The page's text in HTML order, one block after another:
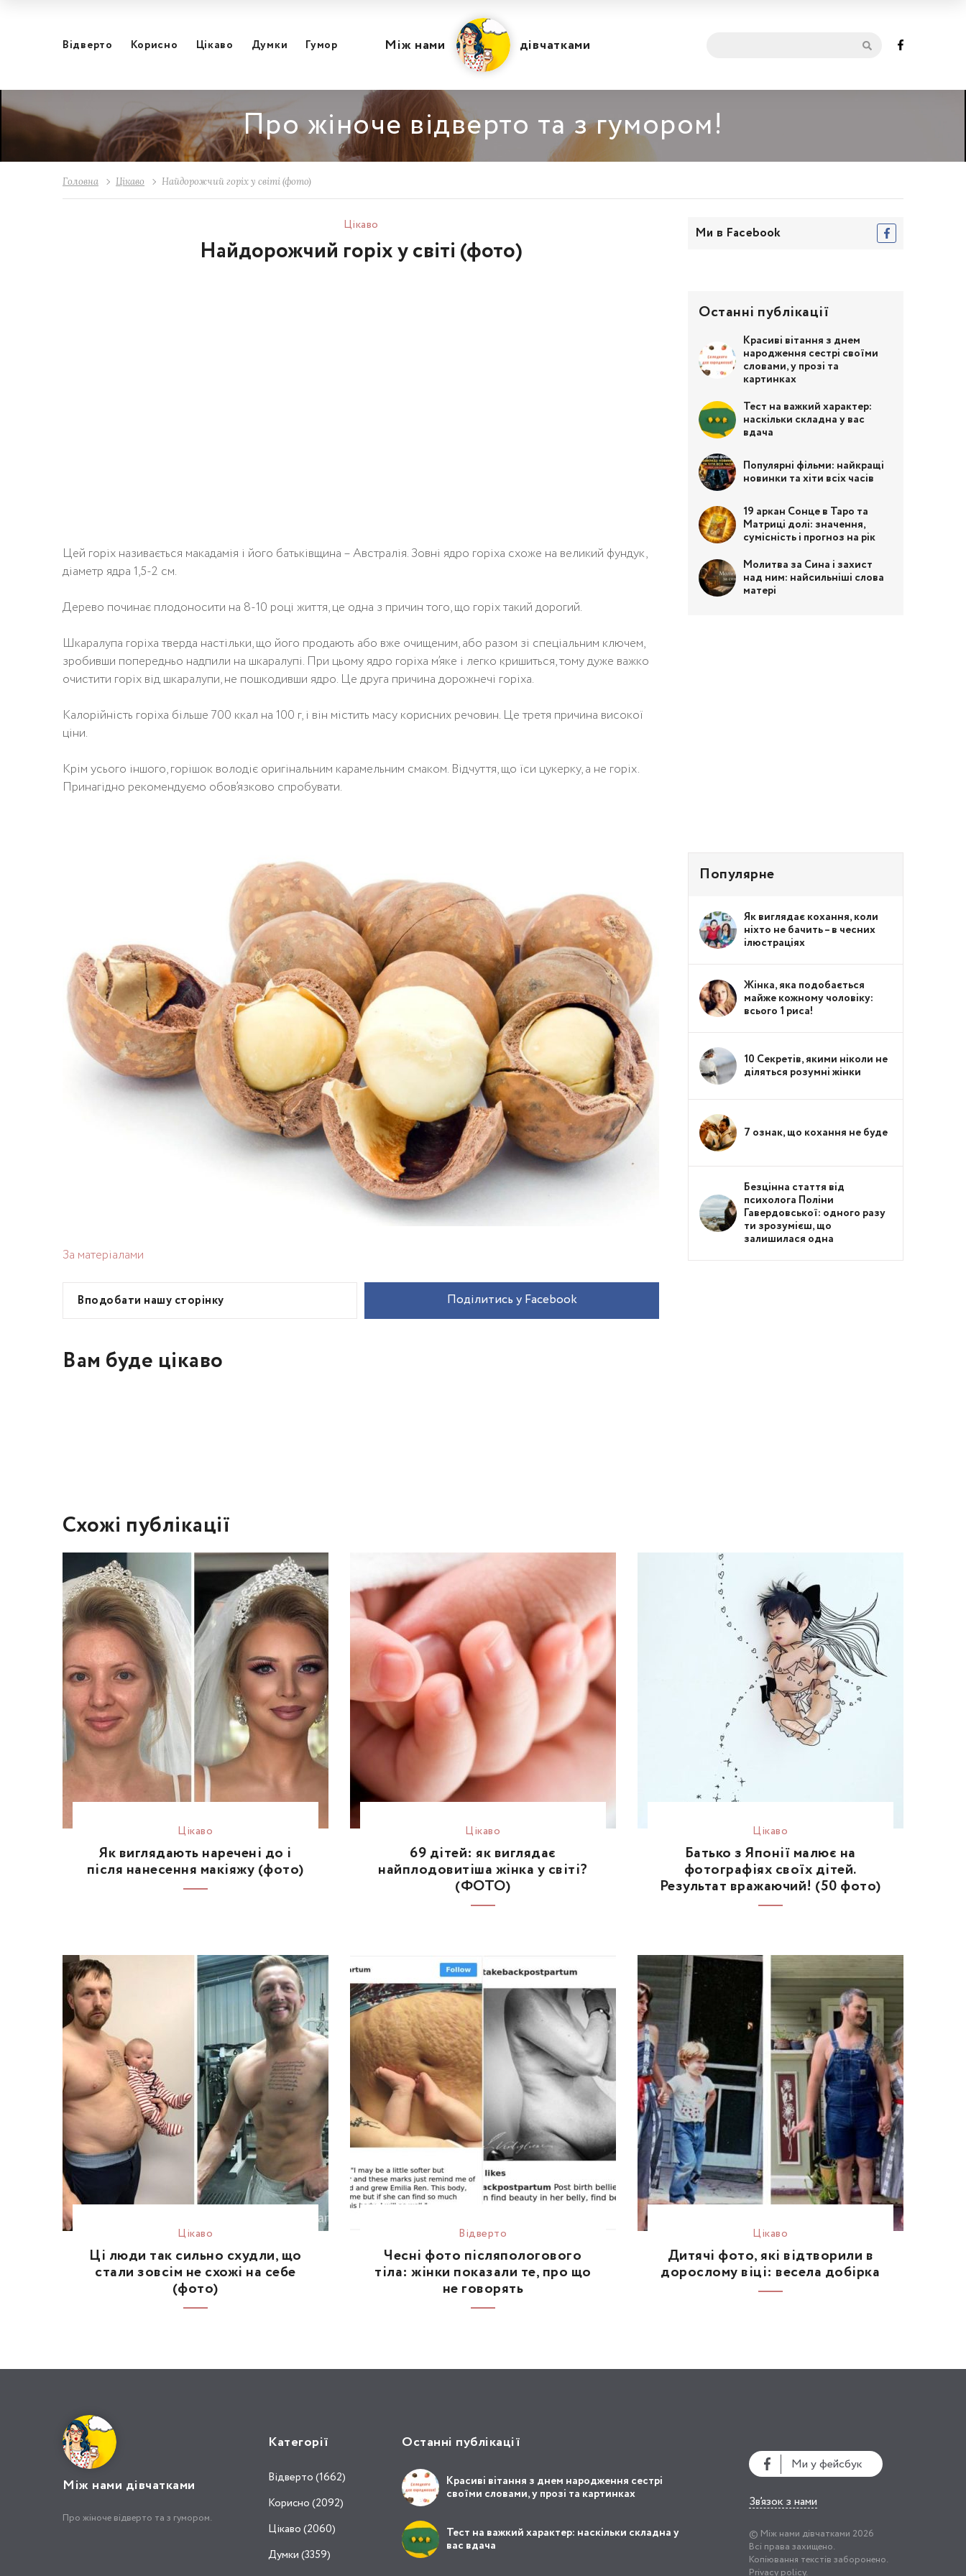
Відвертo Корисно Цікаво Думки Гумор Між нами дівчатками
Про жіноче відверто та з гумором!
Головна Цікаво Найдорожчий горіх у світі (фото)
Цікаво
Найдорожчий горіх у світі (фото)
Цей горіх називається макадамія і його батьківщина – Австралія. Зовні ядро ​​горіха схоже на великий фундук,
діаметр ядра 1,5-2 см.
Дерево починає плодоносити на 8-10 році життя, це одна з причин того, що горіх такий дорогий.
Шкаралупа горіха тверда настільки, що його продають або вже очищеним, або разом зі спеціальним ключем,
зробивши попередньо надпили на шкаралупі. При цьому ядро ​​горіха м’яке і легко кришиться, тому дуже важко
очистити горіх від шкаралупи, не пошкодивши ядро. Це друга причина дорожнечі горіха.
Калорійність горіха більше 700 ккал на 100 г, і він містить масу корисних речовин. Це третя причина високої
ціни.
Крім усього іншого, горішок володіє оригінальним карамельним смаком. Відчуття, що їси цукерку, а не горіх.
Принагідно рекомендуємо обов’язково спробувати.
За матеріалами
Вподобати нашу сторінку Поділитись у Facebook
Вам буде цікаво
Ми в Facebook
Останні публікації
Красиві вітання з днем
народження сестрі своїми
словами, у прозі та
картинках
Тест на важкий характер:
наскільки складна у вас
вдача
Популярні фільми: найкращі
новинки та хіти всіх часів
19 аркан Сонце в Таро та
Матриці долі: значення,
сумісність і прогноз на рік
Молитва за Сина і захист
над ним: найсильніші слова
матері
Популярне
Як виглядає кохання, коли
ніхто не бачить – в чесних
ілюстраціях
Жінка, яка подобається
майже кожному чоловіку:
всього 1 риса!
10 Секретів, якими ніколи не
діляться розумні жінки
7 ознак, що кохання не буде
Безцінна стаття від
психолога Поліни
Гавердовської: одного разу
ти зрозумієш, що
залишилася одна
Схожі публікації
Цікаво
Як виглядають наречені до і
після нанесення макіяжу (фото)
Цікаво
69 дітей: як виглядає
найплодовитіша жінка у світі?
(ФОТО)
Цікаво
Батько з Японії малює на
фотографіях своїх дітей.
Результат вражаючий! (50 фото)
Цікаво
Ці люди так сильно схудли, що
стали зовсім не схожі на себе
(фото)
Відвертo
Чесні фото післяпологового
тіла: жінки показали те, про що
не говорять
Цікаво
Дитячі фото, які відтворили в
дорослому віці: весела добірка
Між нами дівчатками
Про жіноче відверто та з гумором.
Категорії
Відвертo (1662)
Корисно (2092)
Цікаво (2060)
Думки (3359)
Останні публікації
Красиві вітання з днем народження сестрі
своїми словами, у прозі та картинках
Тест на важкий характер: наскільки складна у
вас вдача
Ми у фейсбук
Зв’язок з нами
© Між нами дівчатками 2026
Всі права захищено.
Копіювання текстів заборонено.
Privacy policy.